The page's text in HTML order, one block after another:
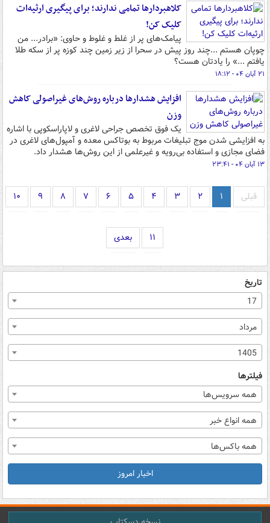
کلاهبردارها تمامی ندارند؛ برای پیگیری ارثیه‌ات
کلیک کن!
پیامک‌های پر از غلط و غلوط و حاوی: «برادر... من
چوپان هستم ...چند روز پیش در سحرا از زیر زمین چند کوزه پر از سکه طلا
یافتم ...» را یادتان هست؟
۲۱ آبان ۰۴ - ۱۸:۱۲
افزایش هشدارها درباره روش‌های غیراصولی کاهش
وزن
یک فوق تخصص جراحی لاغری و لاپاراسکوپی با اشاره
به افزایشی شدن موج تبلیغات مربوط به بوتاکس معده و آمپول‌های لاغری در
فضای مجازی و استفاده بی‌رویه و غیرعلمی از این روش‌ها هشدار داد.
۱۳ آبان ۰۴ - ۲۳:۴۱
قبلی ۱ ۲ ۳ ۴ ۵ ۶ ۷ ۸ ۹ ۱۰
۱۱ بعدی
تاریخ
17
مرداد
1405
فیلترها
همه سرویس‌ها
همه انواع خبر
همه باکس‌ها
اخبار امروز